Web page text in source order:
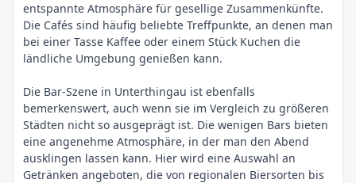
entspannte Atmosphäre für gesellige Zusammenkünfte.
Die Cafés sind häufig beliebte Treffpunkte, an denen man
bei einer Tasse Kaffee oder einem Stück Kuchen die
ländliche Umgebung genießen kann.
Die Bar-Szene in Unterthingau ist ebenfalls
bemerkenswert, auch wenn sie im Vergleich zu größeren
Städten nicht so ausgeprägt ist. Die wenigen Bars bieten
eine angenehme Atmosphäre, in der man den Abend
ausklingen lassen kann. Hier wird eine Auswahl an
Getränken angeboten, die von regionalen Biersorten bis